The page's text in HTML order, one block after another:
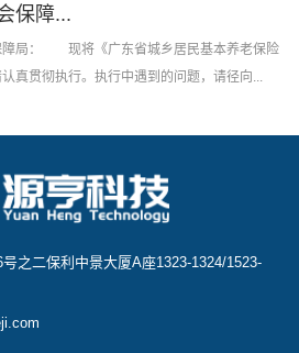
保障...
障局： 现将《广东省城乡居民基本养老保险
真贯彻执行。执行中遇到的问题，请径向...
之二保利中景大厦A座1323-1324/1523-